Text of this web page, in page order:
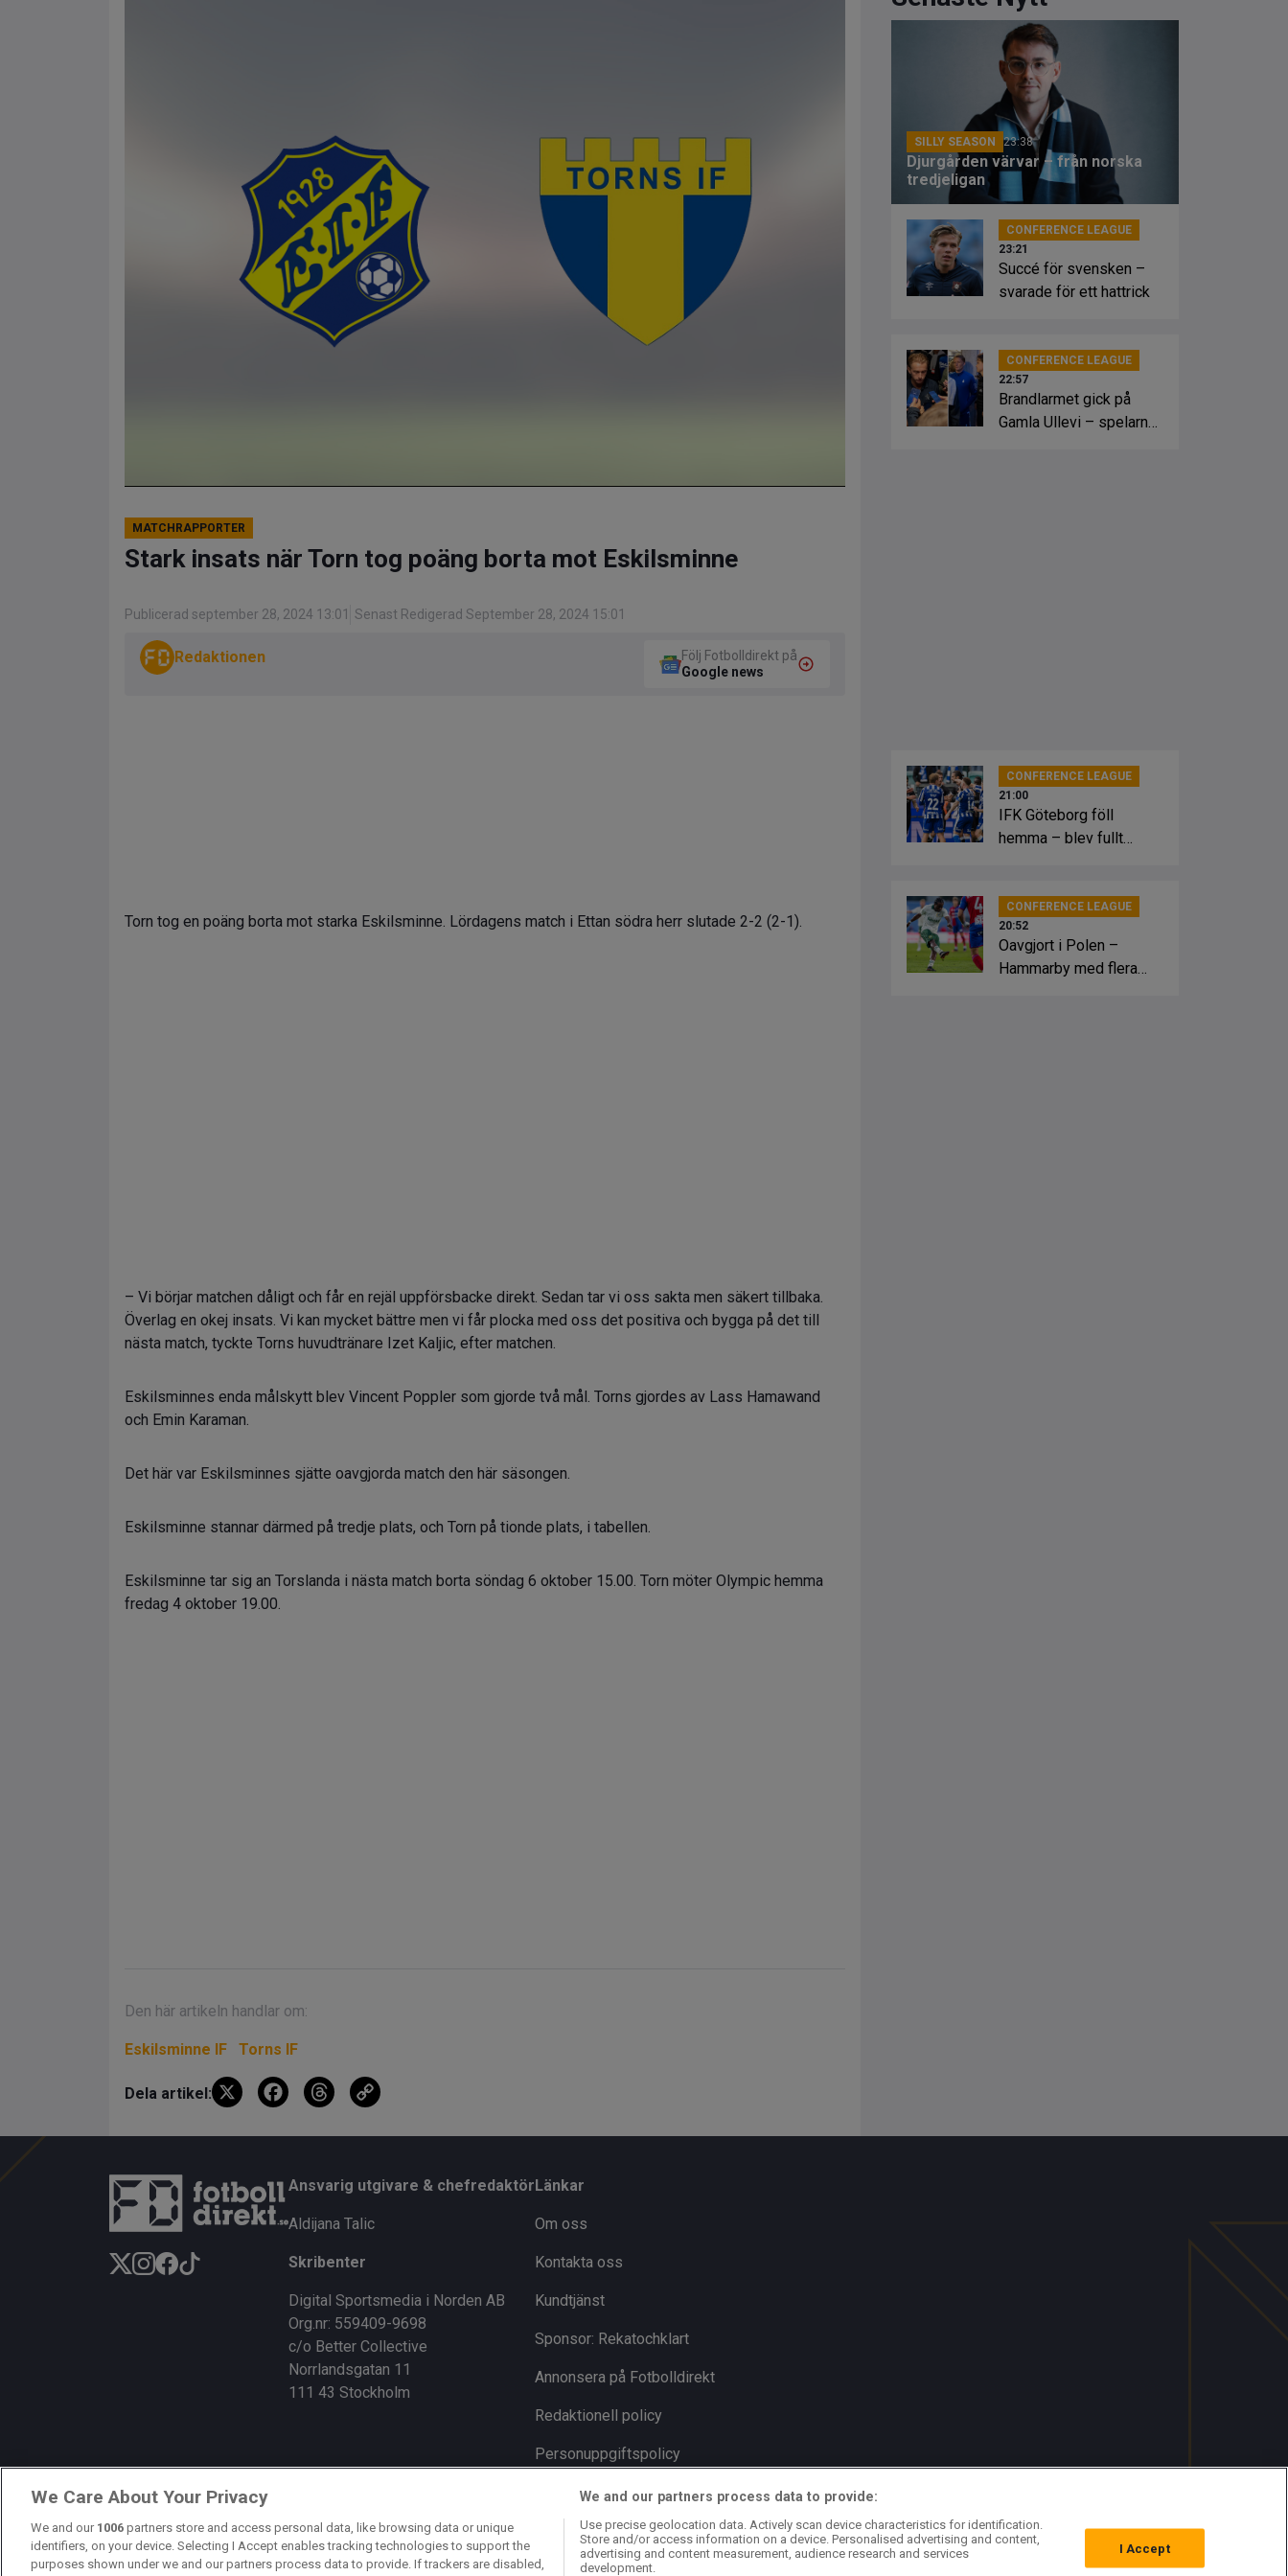
MATCHRAPPORTER
Stark insats när Torn tog poäng borta mot Eskilsminne
Publicerad september 28, 2024 13:01 Senast Redigerad September 28, 2024 15:01
Redaktionen
Följ Fotbolldirekt på
Google news
Torn tog en poäng borta mot starka Eskilsminne. Lördagens match i Ettan södra herr slutade 2-2 (2-1).
– Vi börjar matchen dåligt och får en rejäl uppförsbacke direkt. Sedan tar vi oss sakta men säkert tillbaka.
Överlag en okej insats. Vi kan mycket bättre men vi får plocka med oss det positiva och bygga på det till
nästa match, tyckte Torns huvudtränare Izet Kaljic, efter matchen.
Eskilsminnes enda målskytt blev Vincent Poppler som gjorde två mål. Torns gjordes av Lass Hamawand
och Emin Karaman.
Det här var Eskilsminnes sjätte oavgjorda match den här säsongen.
Eskilsminne stannar därmed på tredje plats, och Torn på tionde plats, i tabellen.
Eskilsminne tar sig an Torslanda i nästa match borta söndag 6 oktober 15.00. Torn möter Olympic hemma
fredag 4 oktober 19.00.
Den här artikeln handlar om:
Eskilsminne IF Torns IF
Dela artikel: X
F
b
o
k
T
a
d
Li
SILLY SEASON 23:38
Djurgården värvar – från norska
tredjeligan
CONFERENCE LEAGUE
23:21
Succé för svensken –
svarade för ett hattrick
CONFERENCE LEAGUE
22:57
Brandlarmet gick på
Gamla Ullevi – spelarna
CONFERENCE LEAGUE
21:00
IFK Göteborg föll
hemma – blev fullt
CONFERENCE LEAGUE
20:52
Oavgjort i Polen –
Hammarby med flera
Ansvarig utgivare & chefredaktör
Aldijana Talic
Skribenter
Digital Sportsmedia i Norden AB
Org.nr: 559409-9698
c/o Better Collective
Norrlandsgatan 11
111 43 Stockholm
Länkar
Om oss
Kontakta oss
Kundtjänst
Sponsor: Rekatochklart
Annonsera på Fotbolldirekt
Redaktionell policy
Personuppgiftspolicy
Cookiepolicy
We Care About Your Privacy
We and our 1006 partners store and access personal data, like browsing data or unique
identifiers, on your device. Selecting I Accept enables tracking technologies to support the
purposes shown under we and our partners process data to provide. If trackers are disabled,
We and our partners process data to provide:
Use precise geolocation data. Actively scan device characteristics for identification.
Store and/or access information on a device. Personalised advertising and content,
advertising and content measurement, audience research and services
development.
I Accept